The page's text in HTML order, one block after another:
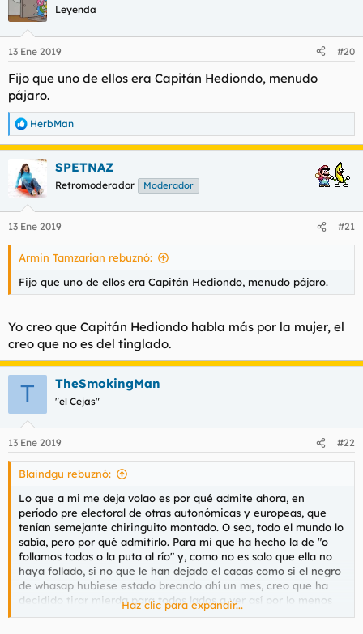
Leyenda
13 Ene 2019 #20
Fijo que uno de ellos era Capitán Hediondo, menudo
pájaro.
R
e
a
c
i
e
s
HerbMan
SPETNAZ
Retromoderador Moderador
13 Ene 2019 #21
Armin Tamzarian rebuznó:
Fijo que uno de ellos era Capitán Hediondo, menudo pájaro.
Yo creo que Capitán Hediondo habla más por la mujer, el
creo que no es del tinglado.
T TheSmokingMan
"el Cejas"
13 Ene 2019 #22
Blaindgu rebuznó:
Lo que a mi me deja volao es por qué admite ahora, en
período pre electoral de otras autonómicas y europeas, que
tenían semejante chiringuito montado. O sea, todo el mundo lo
sabía, pero por qué admitirlo. Para mi que ha hecho la de "o
follamos todos o la puta al río" y, como no es solo que ella no
haya follado, si no que le han dejado el cacas como si el negro
de whasap hubiese estado breando ahí un mes, creo que ha
decidido tirar mierda para todos lados a ver así por lo menos
se lleva con ella a la tumba a todo el PSOE, empezando por
Haz clic para expandir...